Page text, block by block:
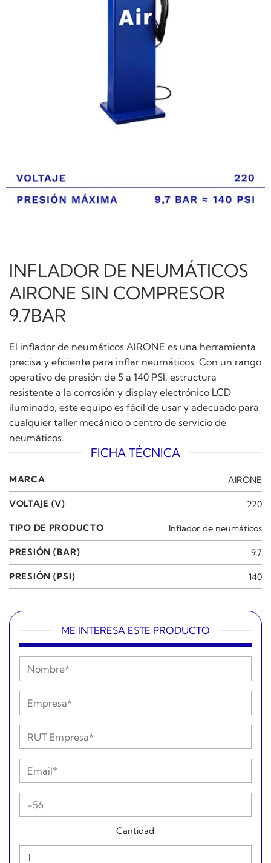
INFLADOR DE NEUMÁTICOS
AIRONE SIN COMPRESOR
9.7BAR
El inflador de neumáticos AIRONE es una herramienta
precisa y eficiente para inflar neumáticos. Con un rango
operativo de presión de 5 a 140 PSI, estructura
resistente a la corrosión y display electrónico LCD
iluminado, este equipo es fácil de usar y adecuado para
cualquier taller mecánico o centro de servicio de
neumáticos.
FICHA TÉCNICA
MARCA AIRONE
VOLTAJE (V) 220
TIPO DE PRODUCTO Inflador de neumáticos
PRESIÓN (BAR) 9.7
PRESIÓN (PSI) 140
ME INTERESA ESTE PRODUCTO
Cantidad